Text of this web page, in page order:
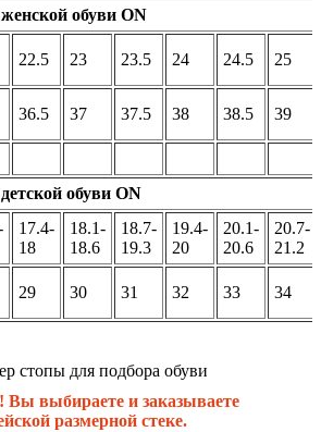
обуви ON
22.5 23 23.5 24 24.5 25
36.5 37 37.5 38 38.5 39
обуви ON
17.4-
18
18.1-
18.6
18.7-
19.3
19.4-
20
20.1-
20.6
20.7-
21.2
29 30 31 32 33 34
Вы выбираете и заказываете
размерной стеке.